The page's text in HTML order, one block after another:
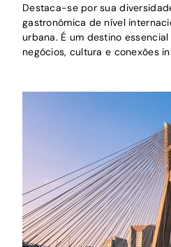
Destaca-se por sua
gastronômica de nível
urbana. É um destino
negócios, cultura e conexões